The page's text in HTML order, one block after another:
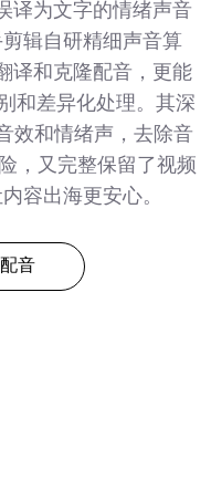
译为文字的情绪声音
剪辑自研精细声音算
译和克隆配音，更能
和差异化处理。其深
效和情绪声，去除音
，又完整保留了视频
容出海更安心。
音